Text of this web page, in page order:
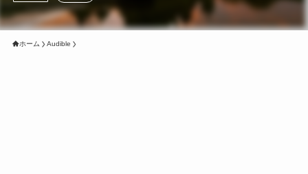
ホーム Audible